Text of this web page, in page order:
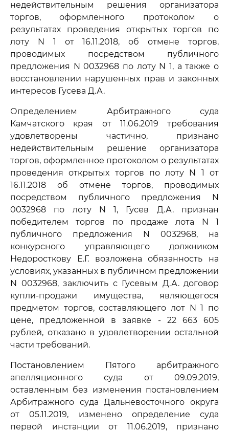
недействительным решения организатора
торгов, оформленного протоколом о
результатах проведения открытых торгов по
лоту N 1 от 16.11.2018, об отмене торгов,
проводимых посредством публичного
предложения N 0032968 по лоту N 1, а также о
восстановлении нарушенных прав и законных
интересов Гусева Д.А.
Определением Арбитражного суда
Камчатского края от 11.06.2019 требования
удовлетворены частично, признано
недействительным решение организатора
торгов, оформленное протоколом о результатах
проведения открытых торгов по лоту N 1 от
16.11.2018 об отмене торгов, проводимых
посредством публичного предложения N
0032968 по лоту N 1, Гусев Д.А. признан
победителем торгов по продаже лота N 1
публичного предложения N 0032968, на
конкурсного управляющего должником
Недоросткову Е.Г. возложена обязанность на
условиях, указанных в публичном предложении
N 0032968, заключить с Гусевым Д.А. договор
купли-продажи имущества, являющегося
предметом торгов, составляющего лот N 1 по
цене, предложенной в заявке - 22 663 605
рублей, отказано в удовлетворении остальной
части требований.
Постановлением Пятого арбитражного
апелляционного суда от 09.09.2019,
оставленным без изменения постановлением
Арбитражного суда Дальневосточного округа
от 05.11.2019, изменено определение суда
первой инстанции от 11.06.2019, признано